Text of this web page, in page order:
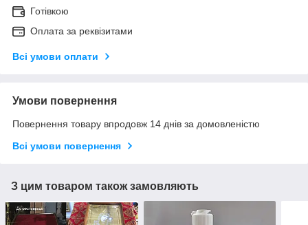
Готівкою
Оплата за реквізитами
Всі умови оплати
Умови повернення
Повернення товару впродовж 14 днів за домовленістю
Всі умови повернення
З цим товаром також замовляють